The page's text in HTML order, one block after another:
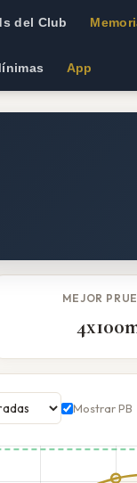
del Club
App
MEJOR
Mostrar PB